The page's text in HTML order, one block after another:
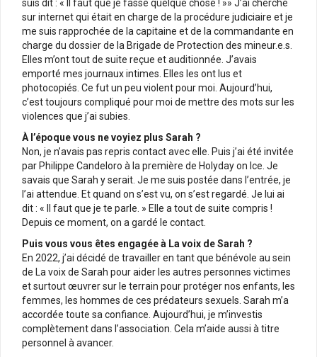
suis dit : « Il faut que je fasse quelque chose ! »» J’ai cherché
sur internet qui était en charge de la procédure judiciaire et je
me suis rapprochée de la capitaine et de la commandante en
charge du dossier de la Brigade de Protection des mineur.e.s.
Elles m’ont tout de suite reçue et auditionnée. J’avais
emporté mes journaux intimes. Elles les ont lus et
photocopiés. Ce fut un peu violent pour moi. Aujourd’hui,
c’est toujours compliqué pour moi de mettre des mots sur les
violences que j’ai subies.
À l’époque vous ne voyiez plus Sarah ?
Non, je n’avais pas repris contact avec elle. Puis j’ai été invitée
par Philippe Candeloro à la première de Holyday on Ice. Je
savais que Sarah y serait. Je me suis postée dans l’entrée, je
l’ai attendue. Et quand on s’est vu, on s’est regardé. Je lui ai
dit : « Il faut que je te parle. » Elle a tout de suite compris !
Depuis ce moment, on a gardé le contact.
Puis vous vous êtes engagée à La voix de Sarah ?
En 2022, j’ai décidé de travailler en tant que bénévole au sein
de La voix de Sarah pour aider les autres personnes victimes
et surtout œuvrer sur le terrain pour protéger nos enfants, les
femmes, les hommes de ces prédateurs sexuels. Sarah m’a
accordée toute sa confiance. Aujourd’hui, je m’investis
complètement dans l’association. Cela m’aide aussi à titre
personnel à avancer.